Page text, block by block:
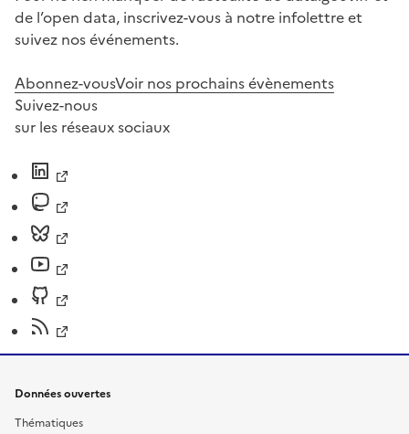
de l’open data, inscrivez-vous à notre infolettre et
suivez nos événements.
Abonnez-vousVoir nos prochains évènements
Suivez-nous
sur les réseaux sociaux
Données ouvertes
Thématiques